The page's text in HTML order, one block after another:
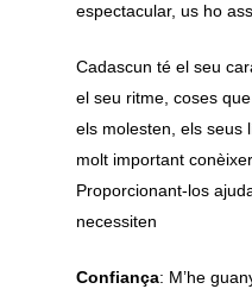
espectacular, us ho
Cadascun té el seu
el seu ritme, coses
els molesten, els
molt important
Proporcionant-los
necessiten
Confiança: M’he